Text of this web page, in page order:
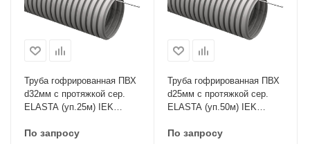
Труба гофрированная ПВХ
d32мм с протяжкой сер.
ELASTA (уп.25м) IEK
По запросу
Труба гофрированная ПВХ
d25мм с протяжкой сер.
ELASTA (уп.50м) IEK
По запросу